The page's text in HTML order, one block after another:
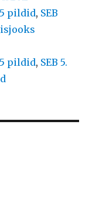
pildid, SEB
pildid, SEB 5.